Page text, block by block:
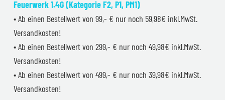
Feuerwerk 1.4G (Kategorie F2, P1, PM1)
• Ab einen Bestellwert von 99,- € nur noch 59,98€ inkl.MwSt.
Versandkosten!
• Ab einen Bestellwert von 299,- € nur noch 49,98€ inkl.MwSt.
Versandkosten!
• Ab einen Bestellwert von 499,- € nur noch 39,98€ inkl.MwSt.
Versandkosten!